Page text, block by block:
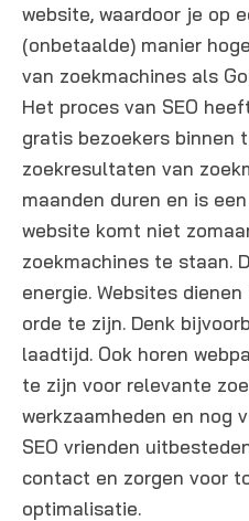
website, waardoor je op
(onbetaalde) manier
van zoekmachines als
Het proces van SEO
gratis bezoekers binnen
zoekresultaten van
maanden duren en is
website komt niet
zoekmachines te staan.
energie. Websites
orde te zijn. Denk
laadtijd. Ook horen
te zijn voor relevante
werkzaamheden en nog
SEO vrienden
contact en zorgen voor
optimalisatie.